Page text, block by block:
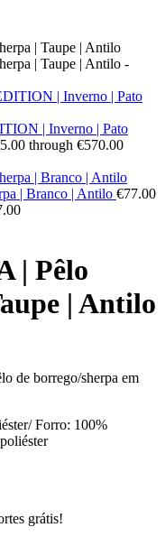
| Inverno | Pato
through €570.00
| Branco | Antilo €77.00
| Pêlo
| Antilo
de borrego/sherpa em
Forro: 100%
grátis!